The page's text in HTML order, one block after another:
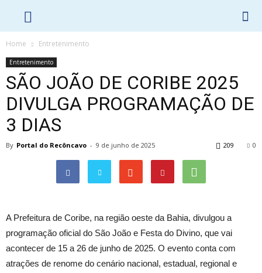
Home Entretenimento
Entretenimento
SÃO JOÃO DE CORIBE 2025
DIVULGA PROGRAMAÇÃO DE
3 DIAS
By Portal do Recôncavo - 9 de junho de 2025 0
209
A Prefeitura de Coribe, na região oeste da Bahia, divulgou a
programação oficial do São João e Festa do Divino, que vai
acontecer de 15 a 26 de junho de 2025. O evento conta com
atrações de renome do cenário nacional, estadual, regional e